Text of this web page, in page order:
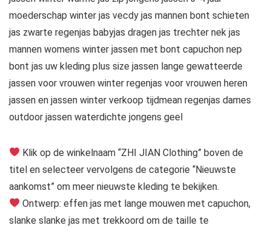
moederschap winter jas vecdy jas mannen bont schieten
jas zwarte regenjas babyjas dragen jas trechter nek jas
mannen womens winter jassen met bont capuchon nep
bont jas uw kleding plus size jassen lange gewatteerde
jassen voor vrouwen winter regenjas voor vrouwen heren
jassen en jassen winter verkoop tijdmean regenjas dames
outdoor jassen waterdichte jongens geel
Klik op de winkelnaam “ZHI JIAN Clothing” boven de
titel en selecteer vervolgens de categorie “Nieuwste
aankomst” om meer nieuwste kleding te bekijken.
Ontwerp: effen jas met lange mouwen met capuchon,
slanke slanke jas met trekkoord om de taille te